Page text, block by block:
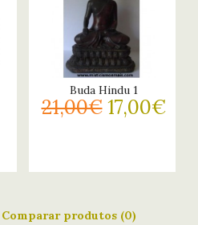
Buda Hindu 1
21,00€ 17,00€
Comparar produtos (0)